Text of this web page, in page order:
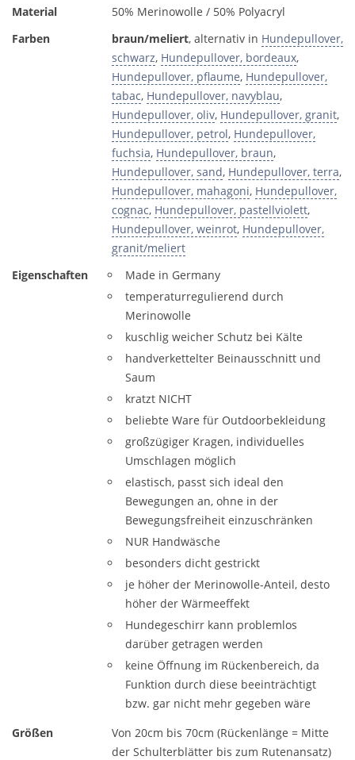
Material
50% Merinowolle / 50% Polyacryl
Farben
braun/meliert, alternativ in Hundepullover,
schwarz, Hundepullover, bordeaux,
Hundepullover, pflaume, Hundepullover,
tabac, Hundepullover, navyblau,
Hundepullover, oliv, Hundepullover, granit,
Hundepullover, petrol, Hundepullover,
fuchsia, Hundepullover, braun,
Hundepullover, sand, Hundepullover, terra,
Hundepullover, mahagoni, Hundepullover,
cognac, Hundepullover, pastellviolett,
Hundepullover, weinrot, Hundepullover,
granit/meliert
Eigenschaften
Made in Germany
temperaturregulierend durch
Merinowolle
kuschlig weicher Schutz bei Kälte
handverkettelter Beinausschnitt und
Saum
kratzt NICHT
beliebte Ware für Outdoorbekleidung
großzügiger Kragen, individuelles
Umschlagen möglich
elastisch, passt sich ideal den
Bewegungen an, ohne in der
Bewegungsfreiheit einzuschränken
NUR Handwäsche
besonders dicht gestrickt
je höher der Merinowolle-Anteil, desto
höher der Wärmeeffekt
Hundegeschirr kann problemlos
darüber getragen werden
keine Öffnung im Rückenbereich, da
Funktion durch diese beeinträchtigt
bzw. gar nicht mehr gegeben wäre
Größen
Von 20cm bis 70cm (Rückenlänge = Mitte
der Schulterblätter bis zum Rutenansatz)